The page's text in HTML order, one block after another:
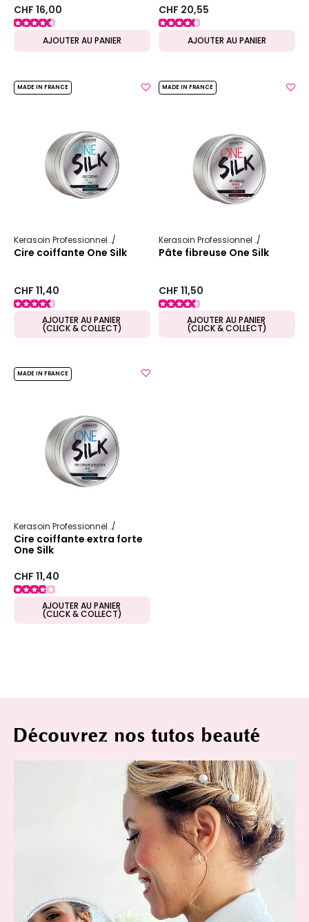
CHF 16,00
AJOUTER AU PANIER
CHF 20,55
AJOUTER AU PANIER
MADE IN FRANCE
Kerasoin Professionnel
Cire coiffante One Silk
CHF 11,40
AJOUTER AU PANIER
(CLICK & COLLECT)
MADE IN FRANCE
Kerasoin Professionnel
Pâte fibreuse One Silk
CHF 11,50
AJOUTER AU PANIER
(CLICK & COLLECT)
MADE IN FRANCE
Kerasoin Professionnel
Cire coiffante extra forte
One Silk
CHF 11,40
AJOUTER AU PANIER
(CLICK & COLLECT)
Découvrez nos tutos beauté